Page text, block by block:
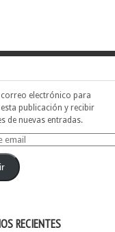
electrónico para
publicación y recibir
de nuevas entradas.
RECIENTES